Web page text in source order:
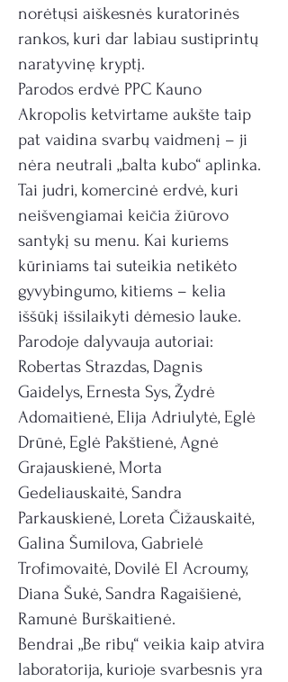
norėtųsi aiškesnės kuratorinės
rankos, kuri dar labiau sustiprintų
naratyvinę kryptį.
Parodos erdvė PPC Kauno
Akropolis ketvirtame aukšte taip
pat vaidina svarbų vaidmenį – ji
nėra neutrali „balta kubo“ aplinka.
Tai judri, komercinė erdvė, kuri
neišvengiamai keičia žiūrovo
santykį su menu. Kai kuriems
kūriniams tai suteikia netikėto
gyvybingumo, kitiems – kelia
iššūkį išsilaikyti dėmesio lauke.
Parodoje dalyvauja autoriai:
Robertas Strazdas, Dagnis
Gaidelys, Ernesta Sys, Žydrė
Adomaitienė, Elija Adriulytė, Eglė
Drūnė, Eglė Pakštienė, Agnė
Grajauskienė, Morta
Gedeliauskaitė, Sandra
Parkauskienė, Loreta Čižauskaitė,
Galina Šumilova, Gabrielė
Trofimovaitė, Dovilė El Acroumy,
Diana Šukė, Sandra Ragaišienė,
Ramunė Burškaitienė.
Bendrai „Be ribų“ veikia kaip atvira
laboratorija, kurioje svarbesnis yra